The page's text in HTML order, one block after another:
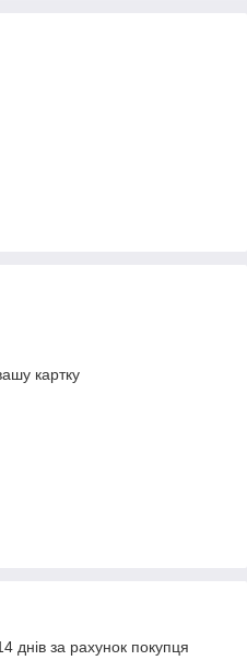
картку
днів за рахунок покупця